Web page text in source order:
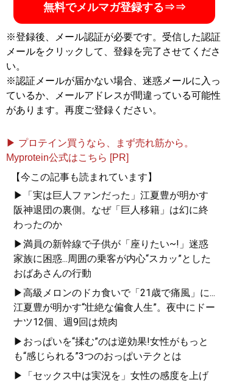
『江夏の遺言
今まで言わずにいたこ
と、今だから言えるこ
──感謝と後悔の思いのす
べてをさらけ出した。
体』
遺したかったものとは
――。
『確執と信念 スジを通
した男たち
』
無料でメルマガ登録する⇒⇒
※登録後、メール認証が必要です。受信した認証
メールをクリックして、登録を完了させてくださ
い。
※認証メールが届かない場合、迷惑メールに入っ
ているか、メールアドレスが間違っている可能性
があります。再度ご登録ください。
▶ プロテイン買うなら、まず売れ筋から。
Myprotein公式はこちら [PR]
【今この記事も読まれています】
▶「実は巨人ファンだった」江夏豊が明かす
阪神退団の裏側。なぜ「巨人移籍」は幻に終
わったのか
▶満員の新幹線で子供が「座りたい~!」迷惑
家族に困惑...周囲の乗客が内心“スカッ”とした
おばあさんの行動
▶高級メロンのドカ食いで「21歳で痛風」に...
江夏豊が明かす“壮絶な偏食人生”。夜中にドー
ナツ12個、週9回は焼肉
▶おっぱいを“揉む”のは逆効果!女性がもっと
も“感じられる”3つのおっぱいテクとは
▶「セックス中は実況を」女性の感度を上げ